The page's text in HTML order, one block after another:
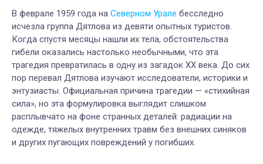
В феврале 1959 года на Северном Урале бесследно
исчезла группа Дятлова из девяти опытных туристов.
Когда спустя месяцы нашли их тела, обстоятельства
гибели оказались настолько необычными, что эта
трагедия превратилась в одну из загадок XX века. До сих
пор перевал Дятлова изучают исследователи, историки и
энтузиасты. Официальная причина трагедии — «стихийная
сила», но эта формулировка выглядит слишком
расплывчато на фоне странных деталей: радиации на
одежде, тяжелых внутренних травм без внешних синяков
и других пугающих повреждений у погибших.